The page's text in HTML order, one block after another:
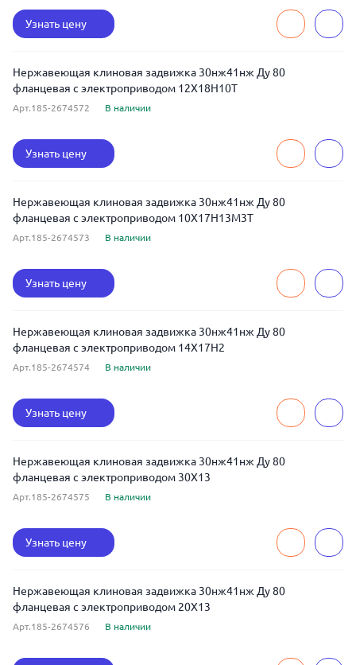
Узнать цену
Нержавеющая клиновая задвижка 30нж41нж Ду 80
фланцевая с электроприводом 12Х18Н10Т
Арт.185-2674572 В наличии
Узнать цену
Нержавеющая клиновая задвижка 30нж41нж Ду 80
фланцевая с электроприводом 10Х17Н13М3Т
Арт.185-2674573 В наличии
Узнать цену
Нержавеющая клиновая задвижка 30нж41нж Ду 80
фланцевая с электроприводом 14Х17Н2
Арт.185-2674574 В наличии
Узнать цену
Нержавеющая клиновая задвижка 30нж41нж Ду 80
фланцевая с электроприводом 30Х13
Арт.185-2674575 В наличии
Узнать цену
Нержавеющая клиновая задвижка 30нж41нж Ду 80
фланцевая с электроприводом 20Х13
Арт.185-2674576 В наличии